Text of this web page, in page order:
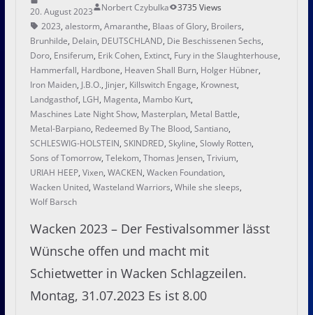
20. August 2023 Norbert Czybulka
3735 Views
2023, alestorm, Amaranthe, Blaas of Glory, Broilers,
Brunhilde, Delain, DEUTSCHLAND, Die Beschissenen Sechs,
Doro, Ensiferum, Erik Cohen, Extinct, Fury in the Slaughterhouse,
Hammerfall, Hardbone, Heaven Shall Burn, Holger Hübner,
Iron Maiden, J.B.O., Jinjer, Killswitch Engage, Krownest,
Landgasthof, LGH, Magenta, Mambo Kurt,
Maschines Late Night Show, Masterplan, Metal Battle,
Metal-Barpiano, Redeemed By The Blood, Santiano,
SCHLESWIG-HOLSTEIN, SKINDRED, Skyline, Slowly Rotten,
Sons of Tomorrow, Telekom, Thomas Jensen, Trivium,
URIAH HEEP, Vixen, WACKEN, Wacken Foundation,
Wacken United, Wasteland Warriors, While she sleeps,
Wolf Barsch
Wacken 2023 – Der Festivalsommer lässt
Wünsche offen und macht mit
Schietwetter in Wacken Schlagzeilen.
Montag, 31.07.2023 Es ist 8.00